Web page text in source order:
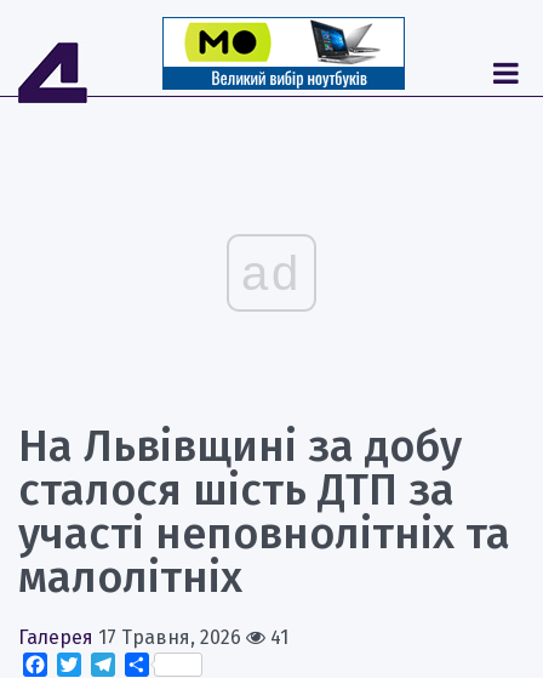
ad
На Львівщині за добу
сталося шість ДТП за
участі неповнолітніх та
малолітніх
Галерея 17 Травня, 2026
41
Facebook
TwitterTelegram
Поділитися